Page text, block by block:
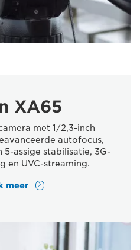
XA65
met 1/2,3-inch
autofocus,
assige stabilisatie, 3G-
en UVC-streaming.
meer